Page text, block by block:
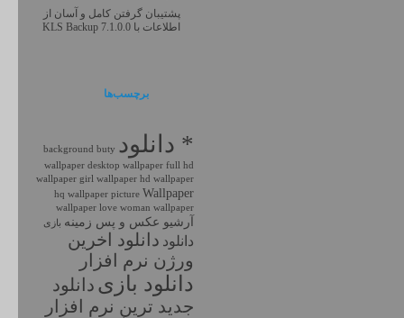
پشتیبان گرفتن کامل و آسان از
اطلاعات با KLS Backup 7.1.0.0
برچسب‌ها
* دانلود background buty
wallpaper desktop wallpaper full hd
wallpaper girl wallpaper hd wallpaper
hq wallpaper picture Wallpaper
wallpaper love woman wallpaper
آرشیو عکس و پس زمینه بازی
دانلود دانلود اخرين
ورژن نرم افزار
دانلود بازی دانلود
جديد ترين نرم افزار